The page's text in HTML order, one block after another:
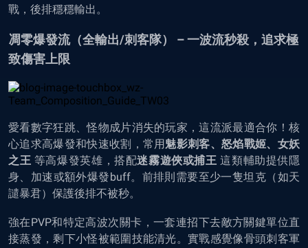
戰，後排穩穩輸出。
凋零爆發流（全輸出/刺客隊） – 一波流秒殺，追求極
致傷害上限
愛看數字狂跳、怪物成片消失的玩家，這流派最適合你！核
心追求高爆發和快速收割，常用魅影刺客、怒焰戰姬、女妖
之王 等高爆發英雄，搭配迷霧遊俠或捕王 這類輔助提供隱
身、加速或額外爆發buff。前排則需要至少一隻坦克（如天
譴暴君）保護後排不被秒。
強在PVP和特定高波次關卡，一套連招下去敵方關鍵單位直
接蒸發，剩下小怪被範圍技能清光。實戰感覺像骨頭刺客軍